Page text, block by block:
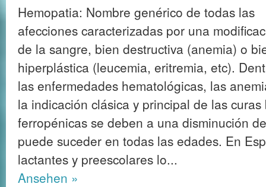
Hemopatia: Nombre genérico de todas las
afecciones caracterizadas por una
de la sangre, bien destructiva (anemia) o
hiperplástica (leucemia, eritremia, etc).
las enfermedades hematológicas, las
la indicación clásica y principal de las
ferropénicas se deben a una disminución
puede suceder en todas las edades. En
lactantes y preescolares lo...
Ansehen »